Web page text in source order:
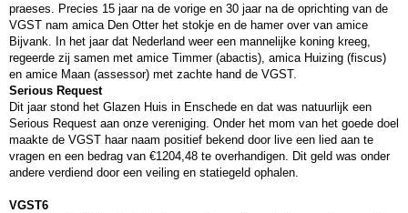
praeses. Precies 15 jaar na de vorige en 30 jaar na de oprichting van de
VGST nam amica Den Otter het stokje en de hamer over van amice
Bijvank. In het jaar dat Nederland weer een mannelijke koning kreeg,
regeerde zij samen met amice Timmer (abactis), amica Huizing (fiscus)
en amice Maan (assessor) met zachte hand de VGST.
Serious Request
Dit jaar stond het Glazen Huis in Enschede en dat was natuurlijk een
Serious Request aan onze vereniging. Onder het mom van het goede doel
maakte de VGST haar naam positief bekend door live een lied aan te
vragen en een bedrag van €1204,48 te overhandigen. Dit geld was onder
andere verdiend door een veiling en statiegeld ophalen.
VGST6